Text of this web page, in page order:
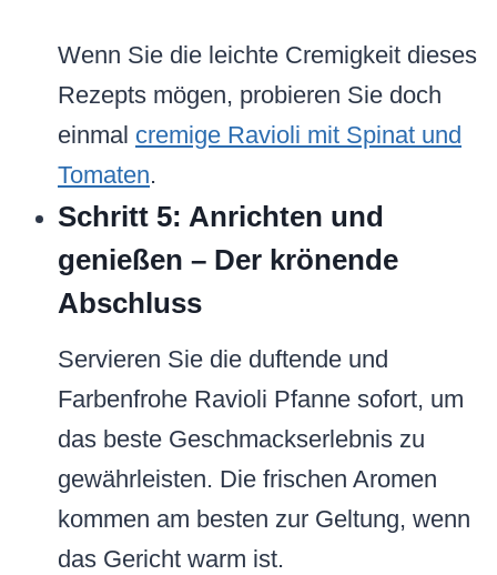
Wenn Sie die leichte Cremigkeit dieses
Rezepts mögen, probieren Sie doch
einmal cremige Ravioli mit Spinat und
Tomaten.
Schritt 5: Anrichten und
genießen – Der krönende
Abschluss
Servieren Sie die duftende und
Farbenfrohe Ravioli Pfanne sofort, um
das beste Geschmackserlebnis zu
gewährleisten. Die frischen Aromen
kommen am besten zur Geltung, wenn
das Gericht warm ist.